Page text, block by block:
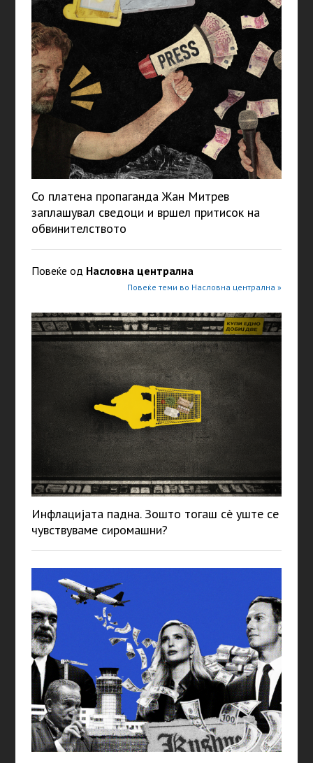
Со платена пропаганда Жан Митрев
заплашувал сведоци и вршел притисок на
обвинителството
Повеќе од Насловна централна
Повеќе теми во Насловна централна »
Инфлацијата падна. Зошто тогаш сè уште се
чувствуваме сиромашни?